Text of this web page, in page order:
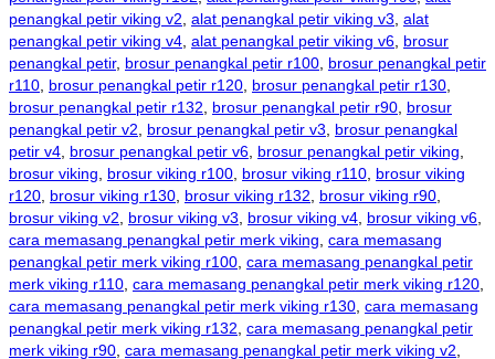
penangkal petir viking v2 alat penangkal petir viking v3 alat
penangkal petir viking v4 alat penangkal petir viking v6 brosur
penangkal petir, brosur penangkal petir r100 brosur penangkal petir
r110 brosur penangkal petir r120 brosur penangkal petir r130
brosur penangkal petir r132
brosur penangkal petir r90 brosur
penangkal petir v2
brosur penangkal petir v3
brosur penangkal
petir v4 brosur penangkal petir v6 brosur penangkal petir viking
brosur viking
brosur viking r100 brosur viking r110 brosur viking
r120 brosur viking r130 brosur viking r132 brosur viking r90
brosur viking v2
brosur viking v3 brosur viking v4 brosur viking v6
cara memasang penangkal petir merk viking cara memasang
penangkal petir merk viking r100 cara memasang penangkal petir
merk viking r110 cara memasang penangkal petir merk viking r120
cara memasang penangkal petir merk viking r130 cara memasang
penangkal petir merk viking r132 cara memasang penangkal petir
merk viking r90 cara memasang penangkal petir merk viking v2